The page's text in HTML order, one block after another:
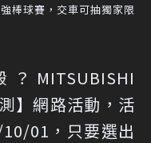
棒球賽，交車可抽獨家限
MITSUBISHI
】網路活動，活
01，只要選出